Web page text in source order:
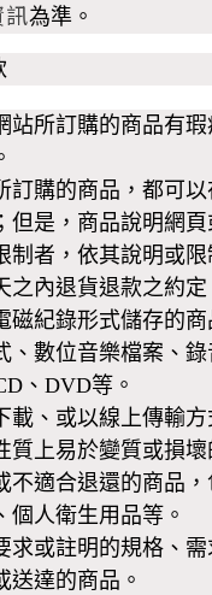
為準。
站所訂購的商品有
訂購的商品，都可
但是，商品說明網
制者，依其說明或
之內退貨退款之約定
紀錄形式儲存的商
、數位音樂檔案、
、DVD等。
、或以線上傳輸方
上易於變質或損壞
不適合退還的商品
個人衛生用品等。
求或註明的規格、需
送達的商品。